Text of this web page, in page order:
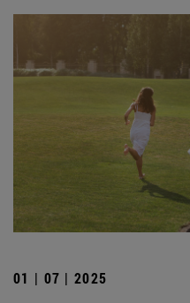
01 | 07 | 2025